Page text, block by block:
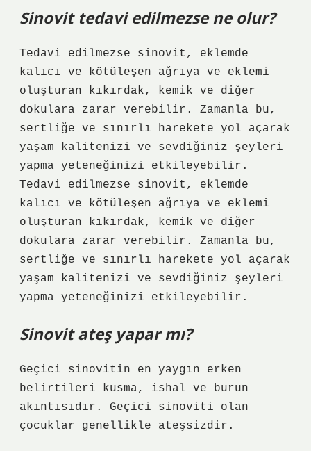
Sinovit tedavi edilmezse ne olur?
Tedavi edilmezse sinovit, eklemde
kalıcı ve kötüleşen ağrıya ve eklemi
oluşturan kıkırdak, kemik ve diğer
dokulara zarar verebilir. Zamanla bu,
sertliğe ve sınırlı harekete yol açarak
yaşam kalitenizi ve sevdiğiniz şeyleri
yapma yeteneğinizi etkileyebilir.
Tedavi edilmezse sinovit, eklemde
kalıcı ve kötüleşen ağrıya ve eklemi
oluşturan kıkırdak, kemik ve diğer
dokulara zarar verebilir. Zamanla bu,
sertliğe ve sınırlı harekete yol açarak
yaşam kalitenizi ve sevdiğiniz şeyleri
yapma yeteneğinizi etkileyebilir.
Sinovit ateş yapar mı?
Geçici sinovitin en yaygın erken
belirtileri kusma, ishal ve burun
akıntısıdır. Geçici sinoviti olan
çocuklar genellikle ateşsizdir.